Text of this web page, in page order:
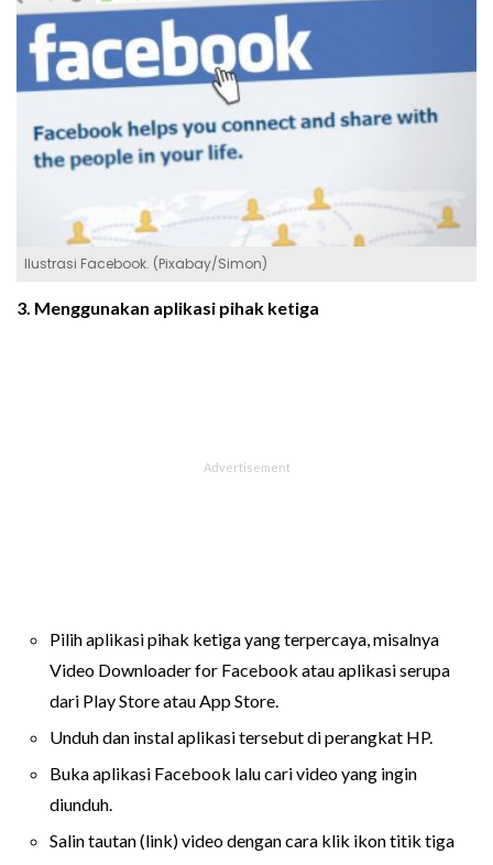
Ilustrasi Facebook. (Pixabay/Simon)
3. Menggunakan aplikasi pihak ketiga
Pilih aplikasi pihak ketiga yang terpercaya, misalnya
Video Downloader for Facebook atau aplikasi serupa
dari Play Store atau App Store.
Unduh dan instal aplikasi tersebut di perangkat HP.
Buka aplikasi Facebook lalu cari video yang ingin
diunduh.
Salin tautan (link) video dengan cara klik ikon titik tiga